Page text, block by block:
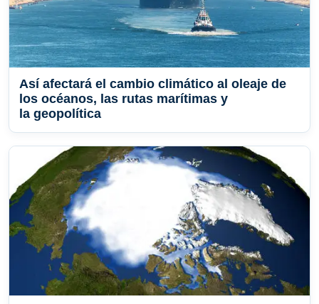
Así afectará el cambio climático al oleaje de
los océanos, las rutas marítimas y
la geopolítica